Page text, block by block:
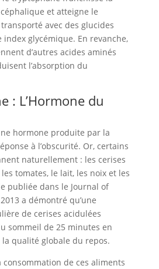
et atteigne le
avec des glucides
glycémique. En revanche,
d’autres acides aminés
l’absorption du
: L’Hormone du
hormone produite par la
à l’obscurité. Or, certains
naturellement : les cerises
tomates, le lait, les noix et les
publiée dans le Journal of
a démontré qu’une
de cerises acidulées
sommeil de 25 minutes en
qualité globale du repos.
consommation de ces aliments